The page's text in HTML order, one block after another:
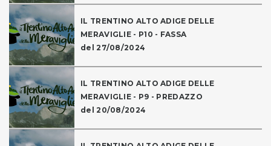
IL TRENTINO ALTO ADIGE DELLE
MERAVIGLIE - P10 - FASSA
del 27/08/2024
IL TRENTINO ALTO ADIGE DELLE
MERAVIGLIE - P9 - PREDAZZO
del 20/08/2024